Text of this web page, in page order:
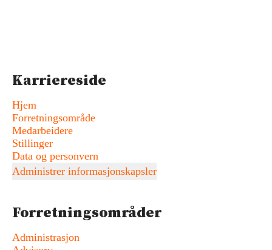
Karriereside
Hjem
Forretningsområde
Medarbeidere
Stillinger
Data og personvern
Administrer informasjonskapsler
Forretningsområder
Administrasjon